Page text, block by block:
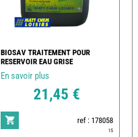
BIOSAV TRAITEMENT POUR
RESERVOIR EAU GRISE
En savoir plus
21,45 €
ref : 178058
15